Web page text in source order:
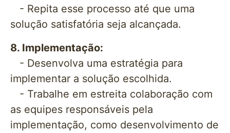
- Repita esse processo até que uma
solução satisfatória seja alcançada.
8. Implementação:
- Desenvolva uma estratégia para
implementar a solução escolhida.
- Trabalhe em estreita colaboração com
as equipes responsáveis pela
implementação, como desenvolvimento de